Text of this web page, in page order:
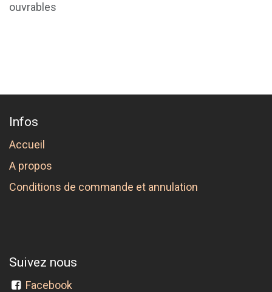
ouvrables
Infos
Accueil
A propos
Conditions de commande et annulation
Suivez nous
Facebook